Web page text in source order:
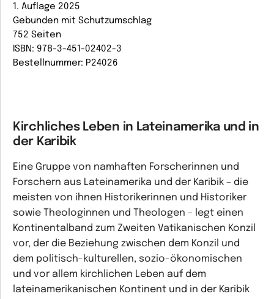
1. Auflage 2025
Gebunden mit Schutzumschlag
752 Seiten
ISBN: 978-3-451-02402-3
Bestellnummer: P24026
Kirchliches Leben in Lateinamerika und in
der Karibik
Eine Gruppe von namhaften Forscherinnen und
Forschern aus Lateinamerika und der Karibik – die
meisten von ihnen Historikerinnen und Historiker
sowie Theologinnen und Theologen – legt einen
Kontinentalband zum Zweiten Vatikanischen Konzil
vor, der die Beziehung zwischen dem Konzil und
dem politisch-kulturellen, sozio-ökonomischen
und vor allem kirchlichen Leben auf dem
lateinamerikanischen Kontinent und in der Karibik